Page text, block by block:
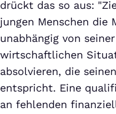
drückt das so aus:
jungen Menschen die
unabhängig von
wirtschaftlichen
absolvieren, die
entspricht. Eine
an fehlenden